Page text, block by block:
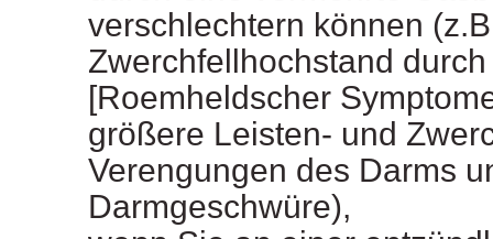
verschlechtern können
Zwerchfellhochstand
[Roemheldscher
größere Leisten- und
Verengungen des Darms
Darmgeschwüre),